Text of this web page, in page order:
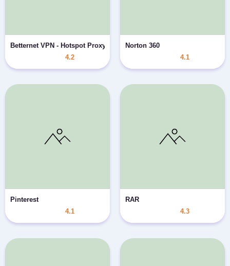
Betternet VPN - Hotspot Proxy
4.2
Norton 360
4.1
Pinterest
4.1
RAR
4.3